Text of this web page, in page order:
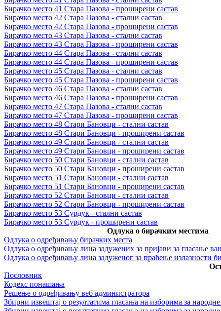
Бирачко место 41 Стара Пазова - проширени састав
Бирачко место 42 Стара Пазова - стални састав
Бирачко место 42 Стара Пазова - проширени састав
Бирачко место 43 Стара Пазова - стални састав
Бирачко место 43 Стара Пазова - проширени састав
Бирачко место 44 Стара Пазова - стални састав
Бирачко место 44 Стара Пазова - проширени састав
Бирачко место 45 Стара Пазова - стални састав
Бирачко место 45 Стара Пазова - проширени састав
Бирачко место 46 Стара Пазова - стални састав
Бирачко место 46 Стара Пазова - проширени састав
Бирачко место 47 Стара Пазова - стални састав
Бирачко место 47 Стара Пазова - проширени састав
Бирачко место 48 Стари Бановци - стални састав
Бирачко место 48 Стари Бановци - проширени састав
Бирачко место 49 Стари Бановци - стални састав
Бирачко место 49 Стари Бановци - проширени састав
Бирачко место 50 Стари Бановци - стални састав
Бирачко место 50 Стари Бановци - проширени састав
Бирачко место 51 Стари Бановци - стални састав
Бирачко место 51 Стари Бановци - проширени састав
Бирачко место 52 Стари Бановци - стални састав
Бирачко место 52 Стари Бановци - проширени састав
Бирачко место 53 Сурдук - стални састав
Бирачко место 53 Сурдук - проширени састав
Одлука о бирачким местима
Одлука о одређивању бирачких места
Одлука о одређивању лица задужених за пријави за гласање
Одлука о одређивању лица задуженог за праћење излазности
Пословник
Кодекс понашања
Решење о одређивању веб администратора
Збирни извештај о резултатима гласања на изборима за